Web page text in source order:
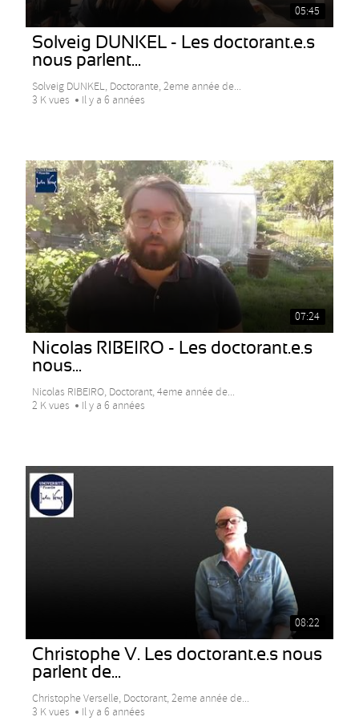
05:45
Solveig DUNKEL - Les doctorant.e.s
nous parlent...
Solveig DUNKEL, Doctorante, 2eme année de...
3 K vues
Il y a 6 années
07:24
Nicolas RIBEIRO - Les doctorant.e.s
nous...
Nicolas RIBEIRO, Doctorant, 4eme année de...
2 K vues
Il y a 6 années
08:22
Christophe V. Les doctorant.e.s nous
parlent de...
Christophe Verselle, Doctorant, 2eme année de...
3 K vues
Il y a 6 années